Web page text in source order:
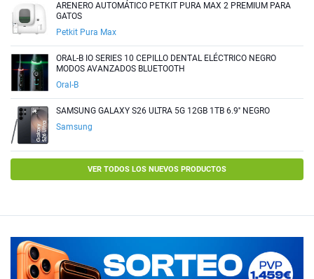
ARENERO AUTOMÁTICO PETKIT PURA MAX 2 PREMIUM PARA
GATOS
Petkit Pura Max
ORAL-B IO SERIES 10 CEPILLO DENTAL ELÉCTRICO NEGRO
MODOS AVANZADOS BLUETOOTH
Oral-B
SAMSUNG GALAXY S26 ULTRA 5G 12GB 1TB 6.9'' NEGRO
Samsung
VER TODOS LOS NUEVOS PRODUCTOS